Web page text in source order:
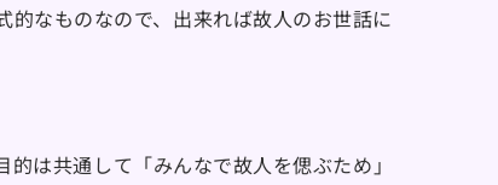
なものなので、出来れば故人のお世話に
は共通して「みんなで故人を偲ぶため」